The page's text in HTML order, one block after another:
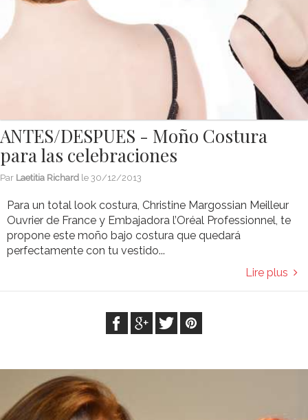
ANTES/DESPUES - Moño Costura
para las celebraciones
Par Laetitia Richard le 30/12/2013
Para un total look costura, Christine Margossian Meilleur
Ouvrier de France y Embajadora l’Oréal Professionnel, te
propone este moño bajo costura que quedará
perfectamente con tu vestido...
Lire plus